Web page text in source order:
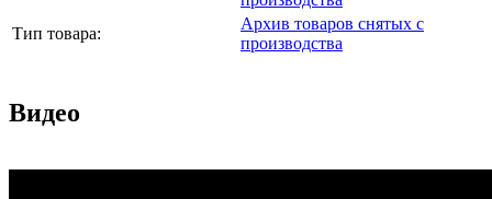
Тип товара:
Архив товаров снятых с
производства
Видео